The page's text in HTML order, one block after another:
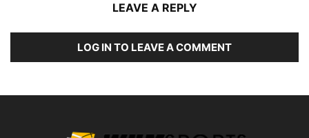
LEAVE A REPLY
LOG IN TO LEAVE A COMMENT